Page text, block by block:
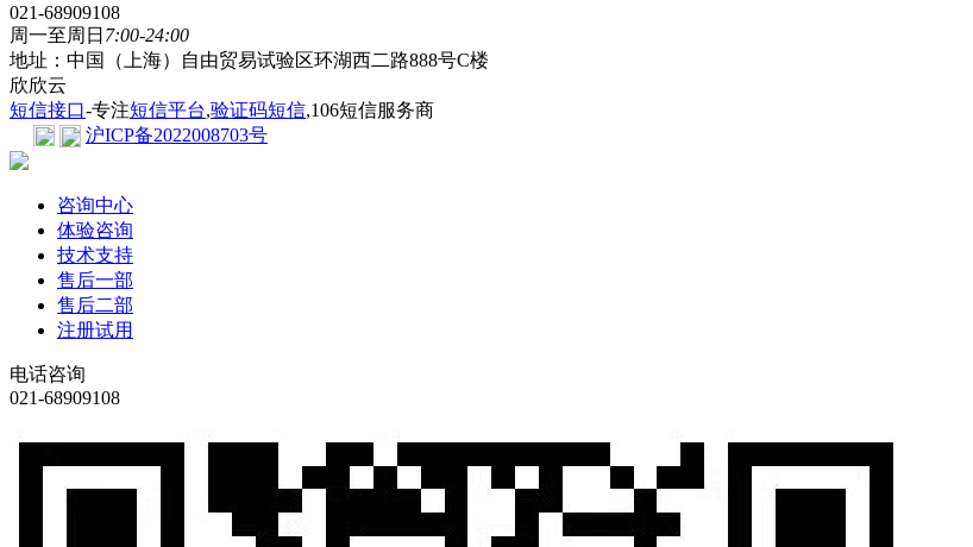
021-68909108
周一至周日 7:00-24:00
地址：中国（上海）自由贸易试验区环湖西二路888号C楼
欣欣云
短信接口-专注短信平台,验证码短信,106短信服务商
沪ICP备2022008703号
咨询中心
体验咨询
技术支持
售后一部
售后二部
注册试用
电话咨询
021-68909108